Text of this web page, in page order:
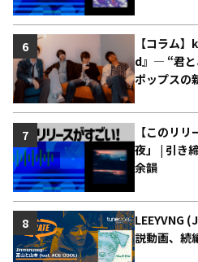
【コラム
d』― “君と
ポップスの
6
【このリ
夜」 | 引き
余韻
7
LEEYVNG
説動画、続
8